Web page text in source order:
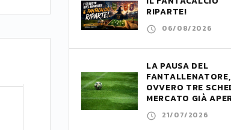
RIPARTE!
06/08/2026
LA PAUSA DEL
FANTALLENATORE,
OVVERO TRE
MERCATO GIÀ
21/07/2026